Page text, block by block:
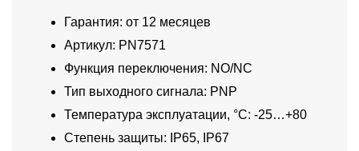
Гарантия: от 12 месяцев
Артикул: PN7571
Функция переключения: NO/NC
Тип выходного сигнала: PNP
Температура эксплуатации, °C: -25…+80
Степень защиты: IP65, IP67